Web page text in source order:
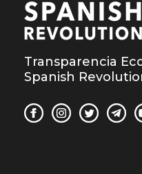
Transparencia
Spanish